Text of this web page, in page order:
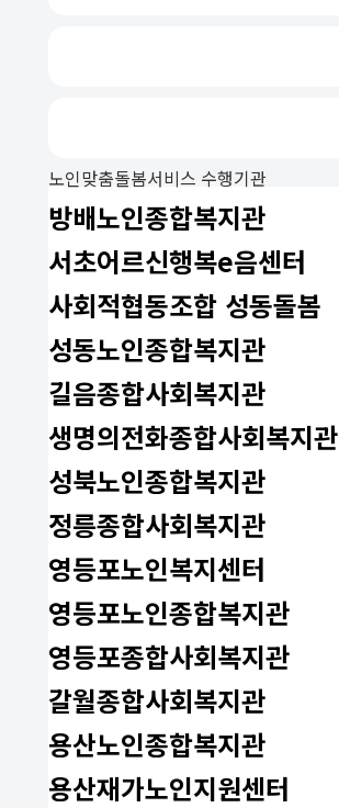
노인맞춤돌봄서비스 수행기관
방배노인종합복지관
서초어르신행복e음센터
사회적협동조합 성동돌봄
성동노인종합복지관
길음종합사회복지관
생명의전화종합사회복지관
성북노인종합복지관
정릉종합사회복지관
영등포노인복지센터
영등포노인종합복지관
영등포종합사회복지관
갈월종합사회복지관
용산노인종합복지관
용산재가노인지원센터